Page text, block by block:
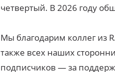
четвертый. В 2026 году
Мы благодарим коллег из
также всех наших
подписчиков — за